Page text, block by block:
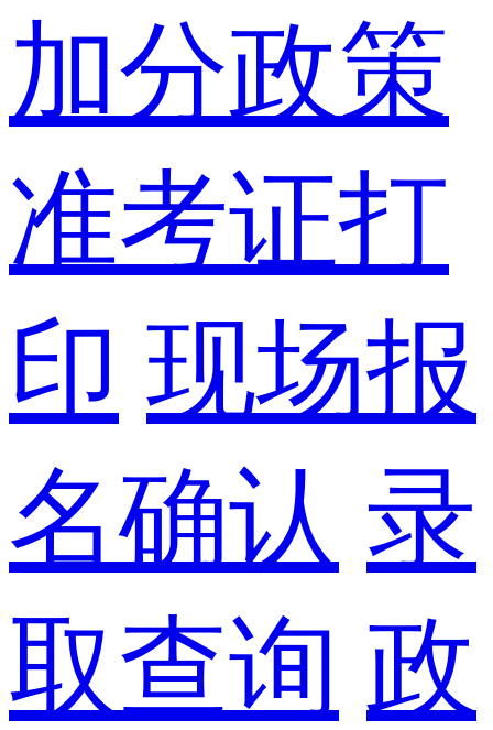
加分政策
准考证打
印 现场报
名确认 录
取查询 政